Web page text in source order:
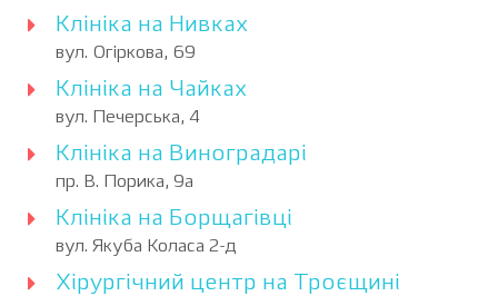
Клініка на Нивках
вул. Огіркова, 69
Клініка на Чайках
вул. Печерська, 4
Клініка на Виноградарі
пр. В. Порика, 9а
Клініка на Борщагівці
вул. Якуба Коласа 2-д
Хірургічний центр на Троєщині